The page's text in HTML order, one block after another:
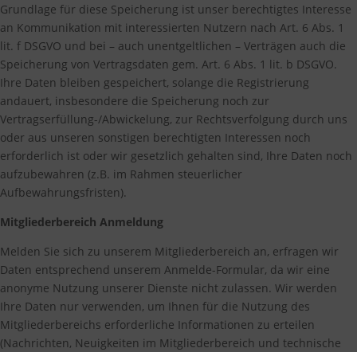
Grundlage für diese Speicherung ist unser berechtigtes Interesse
an Kommunikation mit interessierten Nutzern nach Art. 6 Abs. 1
lit. f DSGVO und bei – auch unentgeltlichen – Verträgen auch die
Speicherung von Vertragsdaten gem. Art. 6 Abs. 1 lit. b DSGVO.
Ihre Daten bleiben gespeichert, solange die Registrierung
andauert, insbesondere die Speicherung noch zur
Vertragserfüllung-/Abwickelung, zur Rechtsverfolgung durch uns
oder aus unseren sonstigen berechtigten Interessen noch
erforderlich ist oder wir gesetzlich gehalten sind, Ihre Daten noch
aufzubewahren (z.B. im Rahmen steuerlicher
Aufbewahrungsfristen).
Mitgliederbereich Anmeldung
Melden Sie sich zu unserem Mitgliederbereich an, erfragen wir
Daten entsprechend unserem Anmelde-Formular, da wir eine
anonyme Nutzung unserer Dienste nicht zulassen. Wir werden
Ihre Daten nur verwenden, um Ihnen für die Nutzung des
Mitgliederbereichs erforderliche Informationen zu erteilen
(Nachrichten, Neuigkeiten im Mitgliederbereich und technische